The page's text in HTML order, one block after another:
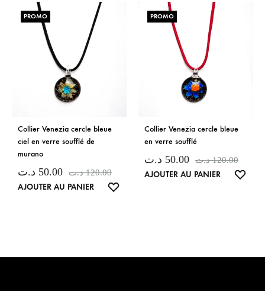
PROMO
Collier Venezia cercle bleue
ciel en verre soufflé de
murano
50.00 د.ت 120.00 د.ت
AJOUTER AU PANIER
PROMO
Collier Venezia cercle bleue
en verre soufflé
50.00 د.ت 120.00 د.ت
AJOUTER AU PANIER